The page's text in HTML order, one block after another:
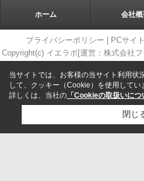
ホーム 会社
プライバシーポリシー PCサイト
Copyright(c) イエラボ[運営：株式会社
当サイトでは、お客様の当サイト利用状
して、クッキー（Cookie）を使用してい
詳しくは、当社の 「Cookieの取扱いにつ
閉じ